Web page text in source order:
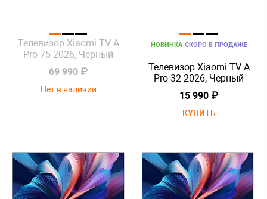
Телевизор Xiaomi TV A
Pro 75 2026, Черный
69 990 ₽
Нет в наличии
НОВИНКА СКОРО В ПРОДАЖЕ
Телевизор Xiaomi TV A
Pro 32 2026, Черный
15 990 ₽
КУПИТЬ